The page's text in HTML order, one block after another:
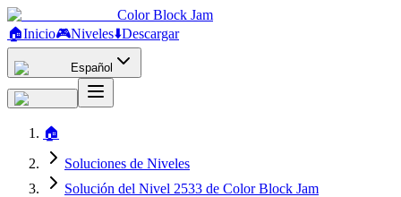
Color Block Jam
🏠Inicio🎮Niveles⬇️Descargar
Español
🏠
Soluciones de Niveles
Solución del Nivel 2533 de Color Block Jam